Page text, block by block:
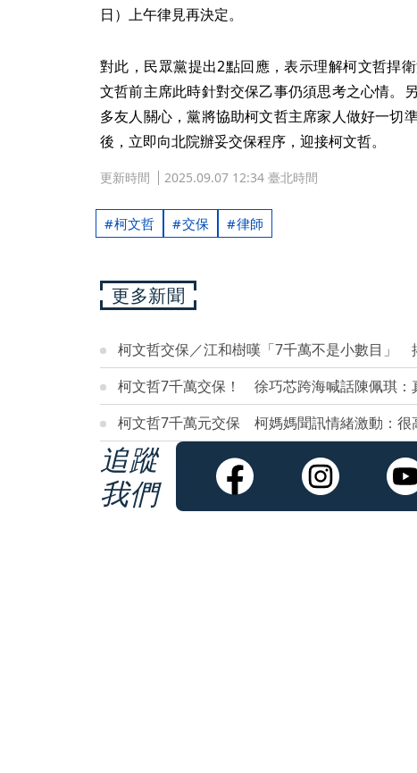
日）上午律見再決定。
對此，民眾黨提出2點回應，表示理解柯文哲捍
文哲前主席此時針對交保乙事仍須思考之心情。
多友人關心，黨將協助柯文哲主席家人做好一切
後，立即向北院辦妥交保程序，迎接柯文哲。
更新時間 2025.09.07 12:34 臺北時間
柯文哲 交保 律師
更多新聞
柯文哲交保／江和樹嘆「7千萬不是小數目」
柯文哲7千萬交保！ 徐巧芯跨海喊話陳佩琪：
柯文哲7千萬元交保 柯媽媽聞訊情緒激動：很
追蹤
我們